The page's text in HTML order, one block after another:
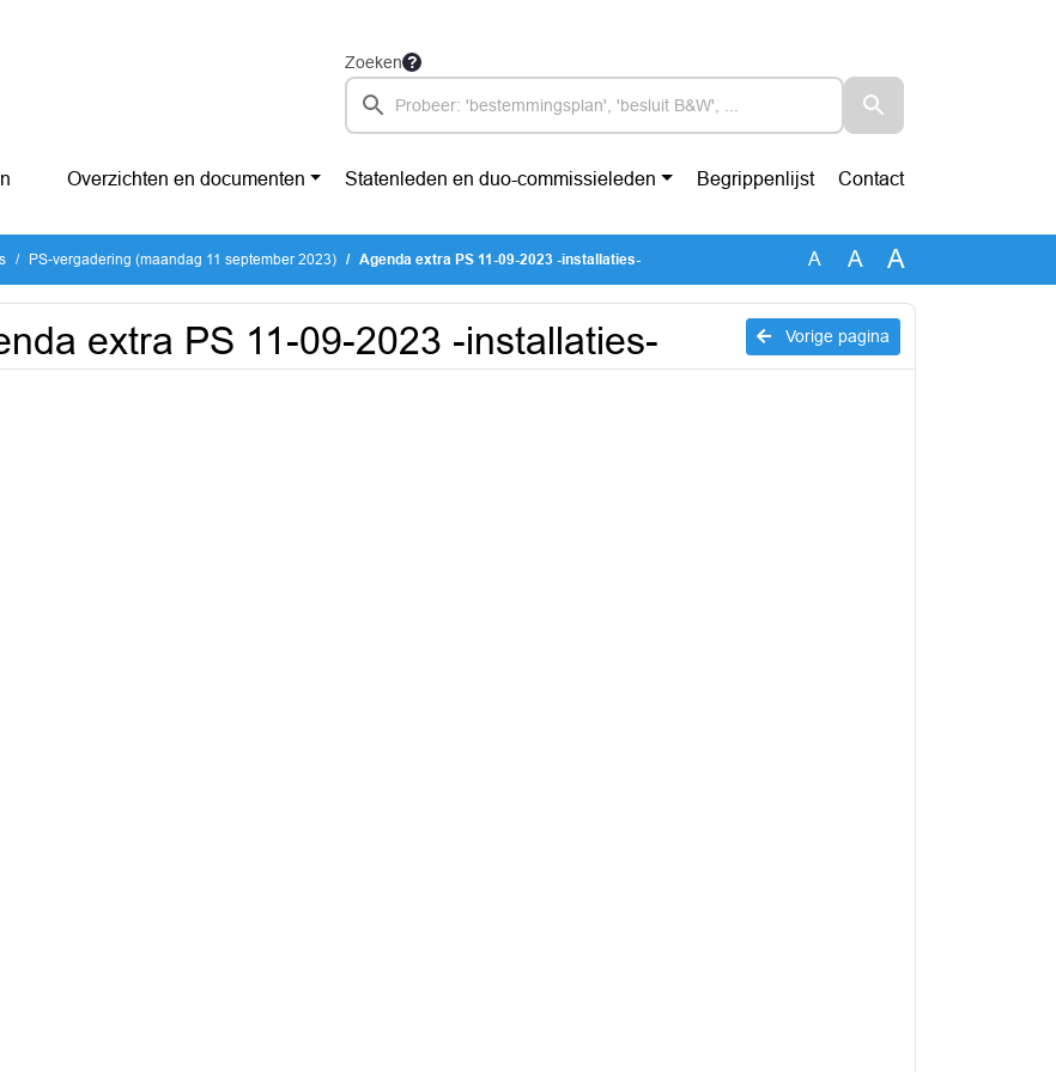
Zoeken
Overzichten en documenten Statenleden en duo-commissieleden Begrippenlijst Contact
PS-vergadering (maandag 11 september 2023) Agenda extra PS 11-09-2023 -installaties- A A A
Vorige pagina
extra PS 11-09-2023 -installaties-